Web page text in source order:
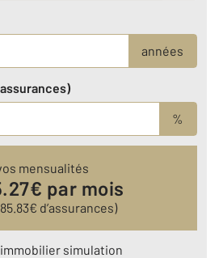
années
%
mensualités
€ par mois
85.83€ d’assurances)
simulation